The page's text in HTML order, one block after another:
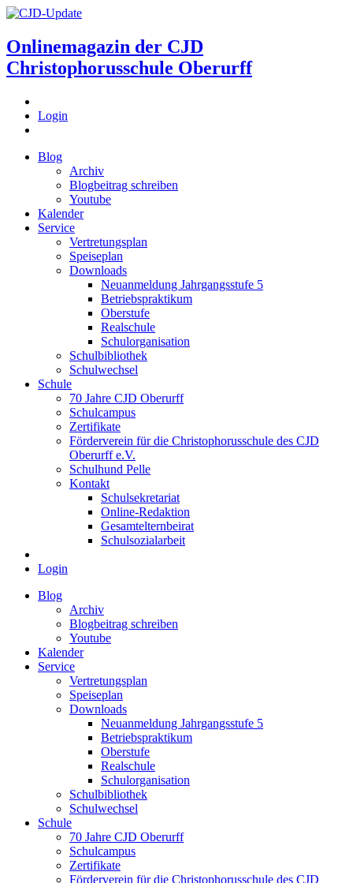
Onlinemagazin der CJD
Christophorusschule Oberurff
Login
Blog
Archiv
Blogbeitrag schreiben
Youtube
Kalender
Service
Vertretungsplan
Speiseplan
Downloads
Neuanmeldung Jahrgangsstufe 5
Betriebspraktikum
Oberstufe
Realschule
Schulorganisation
Schulbibliothek
Schulwechsel
Schule
70 Jahre CJD Oberurff
Schulcampus
Zertifikate
Förderverein für die Christophorusschule des CJD
Oberurff e.V.
Schulhund Pelle
Kontakt
Schulsekretariat
Online-Redaktion
Gesamtelternbeirat
Schulsozialarbeit
Login
Blog
Archiv
Blogbeitrag schreiben
Youtube
Kalender
Service
Vertretungsplan
Speiseplan
Downloads
Neuanmeldung Jahrgangsstufe 5
Betriebspraktikum
Oberstufe
Realschule
Schulorganisation
Schulbibliothek
Schulwechsel
Schule
70 Jahre CJD Oberurff
Schulcampus
Zertifikate
Förderverein für die Christophorusschule des CJD